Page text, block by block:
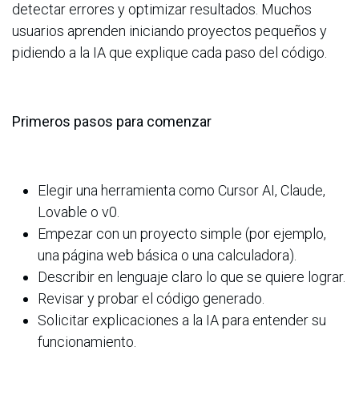
detectar errores y optimizar resultados. Muchos
usuarios aprenden iniciando proyectos pequeños y
pidiendo a la IA que explique cada paso del código.
Primeros pasos para comenzar
Elegir una herramienta como Cursor AI, Claude,
Lovable o v0.
Empezar con un proyecto simple (por ejemplo,
una página web básica o una calculadora).
Describir en lenguaje claro lo que se quiere lograr.
Revisar y probar el código generado.
Solicitar explicaciones a la IA para entender su
funcionamiento.